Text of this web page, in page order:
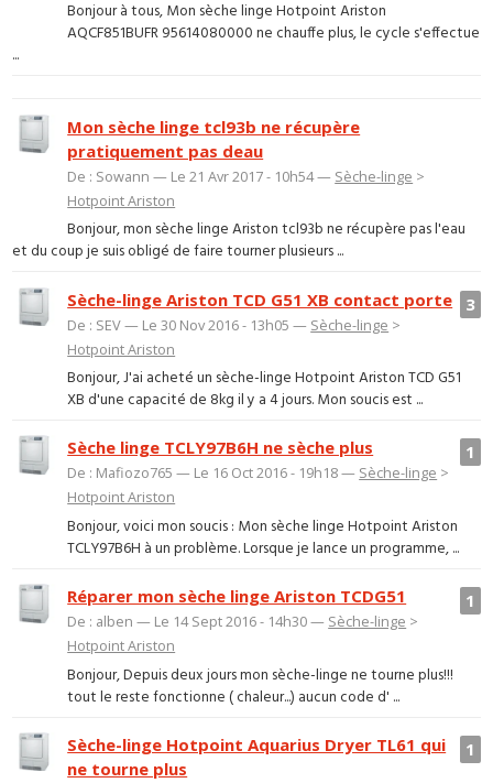
Bonjour à tous, Mon sèche linge Hotpoint Ariston
AQCF851BUFR 95614080000 ne chauffe plus, le cycle s'effectue
...
Mon sèche linge tcl93b ne récupère
pratiquement pas deau
De : Sowann — Le 21 Avr 2017 - 10h54 — Sèche-linge >
Hotpoint Ariston
Bonjour, mon sèche linge Ariston tcl93b ne récupère pas l'eau
et du coup je suis obligé de faire tourner plusieurs ...
3
Sèche-linge Ariston TCD G51 XB contact porte
De : SEV — Le 30 Nov 2016 - 13h05 — Sèche-linge >
Hotpoint Ariston
Bonjour, J'ai acheté un sèche-linge Hotpoint Ariston TCD G51
XB d'une capacité de 8kg il y a 4 jours. Mon soucis est ...
1
Sèche linge TCLY97B6H ne sèche plus
De : Mafiozo765 — Le 16 Oct 2016 - 19h18 — Sèche-linge >
Hotpoint Ariston
Bonjour, voici mon soucis : Mon sèche linge Hotpoint Ariston
TCLY97B6H à un problème. Lorsque je lance un programme, ...
1
Réparer mon sèche linge Ariston TCDG51
De : alben — Le 14 Sept 2016 - 14h30 — Sèche-linge >
Hotpoint Ariston
Bonjour, Depuis deux jours mon sèche-linge ne tourne plus!!!
tout le reste fonctionne ( chaleur...) aucun code d' ...
1
Sèche-linge Hotpoint Aquarius Dryer TL61 qui
ne tourne plus